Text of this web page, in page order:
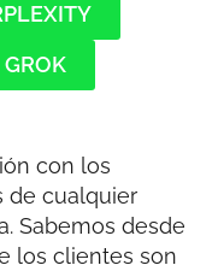
GROK
con los
de cualquier
Sabemos desde
los clientes son